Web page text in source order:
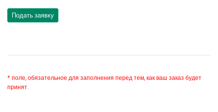
* поле, обязательное для заполнения перед тем, как ваш заказ будет
принят.